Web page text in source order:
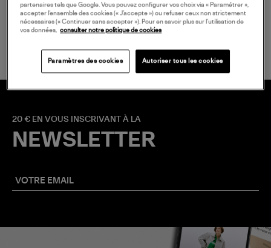
LIVRAISON GRATUITE
à partir de 150 € d'achat*
20 € EN VOUS INSCRIVANT À LA
NEWSLETTER
partenaires tels que Google. Vous pouvez configurer vos choix via « Paramétrer »,
accepter l’ensemble des cookies (« J’accepte ») ou refuser ceux non strictement
nécessaires (« Continuer sans accepter »). Pour en savoir plus sur l’utilisation de
vos données,
consulter notre politique de cookies
Paramètres des cookies Autoriser tous les cookies